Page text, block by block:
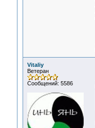
Vitaliy
Ветеран
Сообщений: 5586